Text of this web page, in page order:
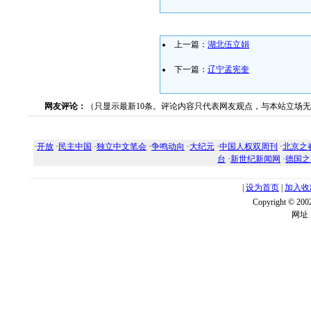
上一篇： 湖北伍立娟
下一篇： 辽宁孟宪奎
网友评论： （只显示最新10条。评论内容只代表网友观点，与本站立场
·开放 · 民主中国 ·独立中文笔会 ·争鸣动向 ·大纪元 ·中国人权双周刊 ·北京之
台 ·新世纪新闻网 ·德国
设为首页 加入
Copyright ©
网址